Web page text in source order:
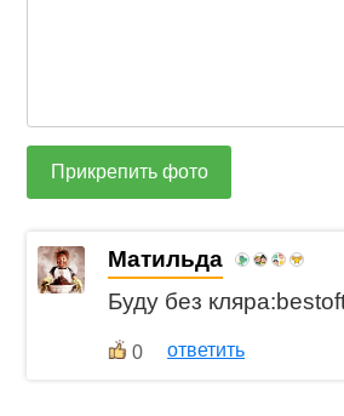
Прикрепить фото
Матильда
Буду без
0 ответить